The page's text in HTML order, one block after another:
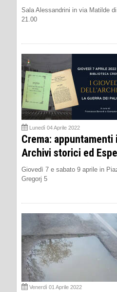
Sala Alessandrini in via Matilde
21.00
Lunedì 04 Aprile 2022
Crema:
Archivi storici ed
Giovedì 7 e sabato 9 aprile in
Gregorj 5
Venerdì 01 Aprile 2022